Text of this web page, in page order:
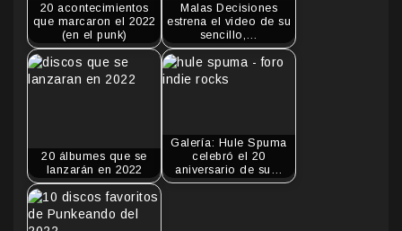
20 acontecimientos
que marcaron el 2022
(en el punk)
Malas Decisiones
estrena el video de su
sencillo,…
20 álbumes que se
lanzarán en 2022
Galería: Hule Spuma
celebró el 20
aniversario de su…